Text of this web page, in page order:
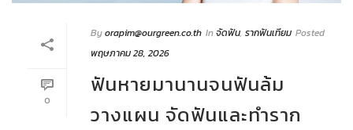
0
Byorapim@ourgreen.co.th Inจัดฟัน, รากฟันเทียม Posted
พฤษภาคม 28, 2026
ฟันหายมานานจนฟันล้ม
วางแผน จัดฟันและทำราก